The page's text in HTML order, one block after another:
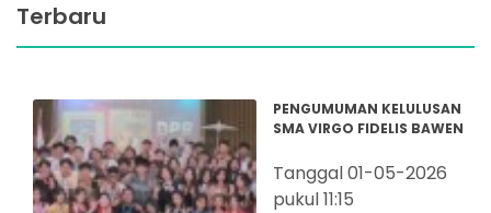
Terbaru
PENGUMUMAN KELULUSAN
SMA VIRGO FIDELIS BAWEN
Tanggal 01-05-2026
pukul 11:15